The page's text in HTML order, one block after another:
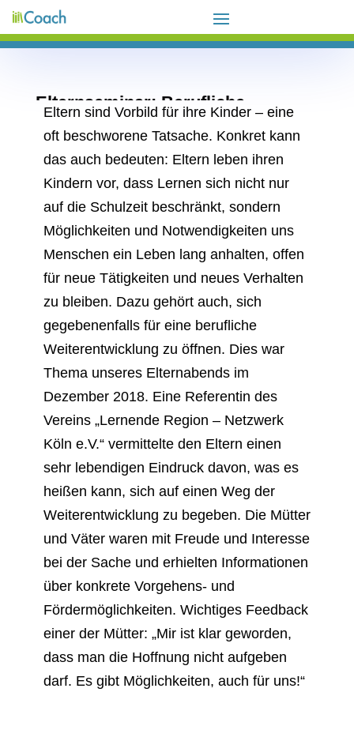
Elternseminar: Berufliche
Weiterbildung der Eltern
Eltern sind Vorbild für ihre Kinder – eine
oft beschworene Tatsache. Konkret kann
das auch bedeuten: Eltern leben ihren
Kindern vor, dass Lernen sich nicht nur
auf die Schulzeit beschränkt, sondern
Möglichkeiten und Notwendigkeiten uns
Menschen ein Leben lang anhalten, offen
für neue Tätigkeiten und neues Verhalten
zu bleiben. Dazu gehört auch, sich
gegebenenfalls für eine berufliche
Weiterentwicklung zu öffnen. Dies war
Thema unseres Elternabends im
Dezember 2018. Eine Referentin des
Vereins „Lernende Region – Netzwerk
Köln e.V.“ vermittelte den Eltern einen
sehr lebendigen Eindruck davon, was es
heißen kann, sich auf einen Weg der
Weiterentwicklung zu begeben. Die Mütter
und Väter waren mit Freude und Interesse
bei der Sache und erhielten Informationen
über konkrete Vorgehens- und
Fördermöglichkeiten. Wichtiges Feedback
einer der Mütter: „Mir ist klar geworden,
dass man die Hoffnung nicht aufgeben
darf. Es gibt Möglichkeiten, auch für uns!“